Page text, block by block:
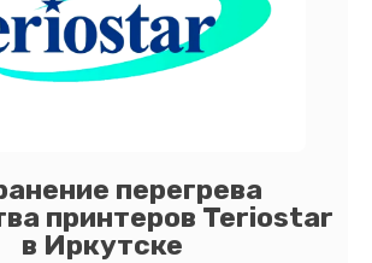
перегрева
принтеров Teriostar
в Иркутске